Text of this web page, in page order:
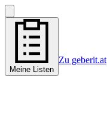
Meine Listen
Zu geberit.at